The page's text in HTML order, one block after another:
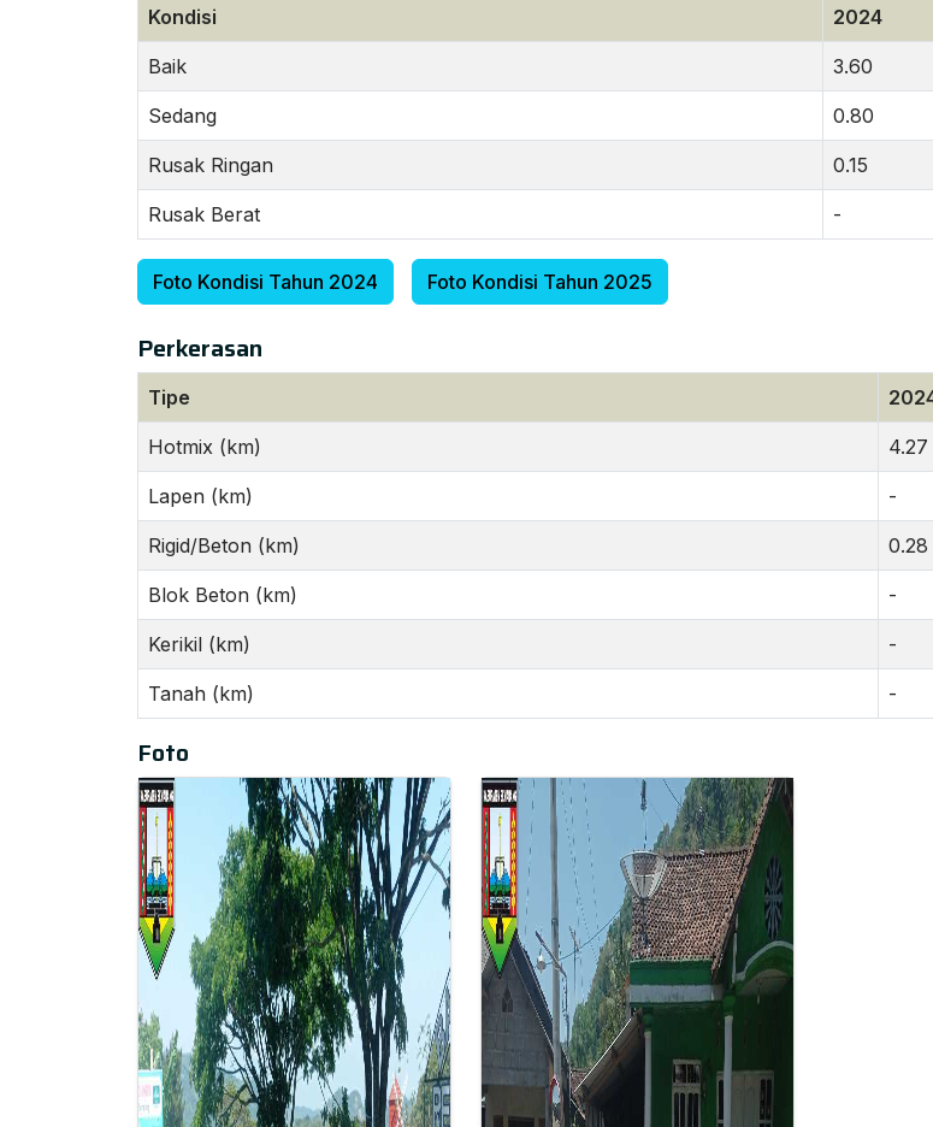
Kondisi 2024
Baik 3.60
Sedang 0.80
Rusak Ringan 0.15
Rusak Berat -
Foto Kondisi Tahun 2024 Foto Kondisi Tahun 2025
Perkerasan
Tipe
Hotmix (km) 4.27
Lapen (km) -
Rigid/Beton (km) 0.28
Blok Beton (km) -
Kerikil (km) -
Tanah (km) -
Foto